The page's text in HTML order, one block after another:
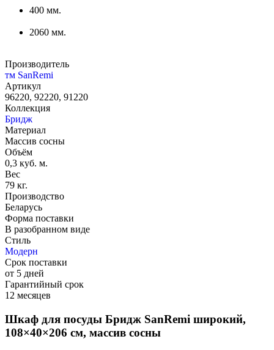
400 мм.
2060 мм.
Производитель
тм SanRemi
Артикул
96220, 92220, 91220
Коллекция
Бридж
Материал
Массив сосны
Объём
0,3 куб. м.
Вес
79 кг.
Производство
Беларусь
Форма поставки
В разобранном виде
Стиль
Модерн
Срок поставки
от 5 дней
Гарантийный срок
12 месяцев
Шкаф для посуды Бридж SanRemi широкий,
108×40×206 см, массив сосны